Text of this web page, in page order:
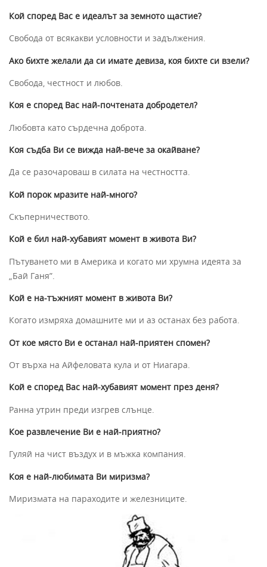
Кой според Вас е идеалът за земното щастие?
Свобода от всякакви условности и задължения.
Ако бихте желали да си имате девиза, коя бихте си взели?
Свобода, честност и любов.
Коя е според Вас най-почтената добродетел?
Любовта като сърдечна доброта.
Коя съдба Ви се вижда най-вече за окайване?
Да се разочароваш в силата на честността.
Кой порок мразите най-много?
Скъперничеството.
Кой е бил най-хубавият момент в живота Ви?
Пътуването ми в Америка и когато ми хрумна идеята за
„Бай Ганя”.
Кой е на-тъжният момент в живота Ви?
Когато измряха домашните ми и аз останах без работа.
От кое място Ви е останал най-приятен спомен?
От върха на Айфеловата кула и от Ниагара.
Кой е според Вас най-хубавият момент през деня?
Ранна утрин преди изгрев слънце.
Кое развлечение Ви е най-приятно?
Гуляй на чист въздух и в мъжка компания.
Коя е най-любимата Ви миризма?
Миризмата на параходите и железниците.